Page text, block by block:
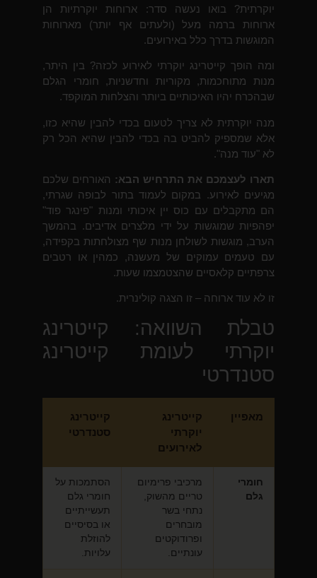
יוקרתית? בואו נעשה סדר: ארוחות יוקרתיות הן
ארוחות ברמה מעל (ולעתים אף יותר) מארוחות
המוגשות בדרך כלל באירועים.
ומה הופך קייטרינג יוקרתי לאירוע לכזה? בין היתר,
מנות מתוחכמות, מקוריות וחדשניות, חומרי הגלם
שבהכרח יהיו האיכותיים ביותר והצלחות המוקפד.
מנה יוקרתית לא צריך לטעום בכדי להבין שהיא כזו,
אלא שמספיק להביט בה בכדי להבין שהיא הכל רק
לא "עוד מנה".
תארו לעצמכם את התרחיש הבא: האורחים שלכם
מגיעים לאירוע. במקום לעמוד בתור לבופה שגרתי,
הם מתקבלים עם כוס יין איכותי ומנות "פינגר פוד"
יפהפיות שמוגשות על ידי מלצרים אדיבים. בהמשך
הערב, מוגשות לשולחן מנות שף מצולחתות בקפידה,
עם טעמים עמוקים של מעשנה, כמהין או רטבים
צרפתיים קלאסיים שהצטמצמו שעות.
זו לא עוד ארוחה – זו הצגה קולינרית.
טבלת השוואה: קייטרינג
יוקרתי לעומת קייטרינג
סטנדרטי
מאפיין
קייטרינג
יוקרתי
לאירועים
קייטרינג
סטנדרטי
חומרי
גלם
מרכיבי פרימיום
טריים מהשוק,
נתחי בשר
מובחרים
ופרודוקטים
עונתיים.
הסתמכות על
חומרי גלם
תעשייתיים
או בסיסיים
להוזלת
עלויות.